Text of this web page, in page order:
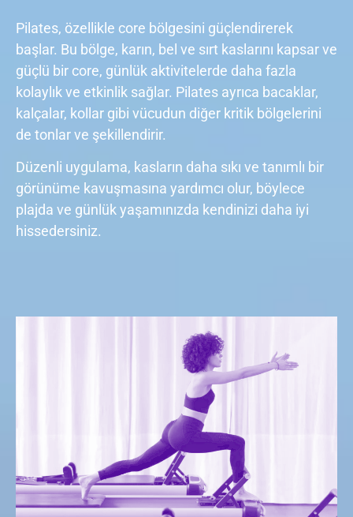
Pilates, özellikle core bölgesini güçlendirerek
başlar. Bu bölge, karın, bel ve sırt kaslarını kapsar ve
güçlü bir core, günlük aktivitelerde daha fazla
kolaylık ve etkinlik sağlar. Pilates ayrıca bacaklar,
kalçalar, kollar gibi vücudun diğer kritik bölgelerini
de tonlar ve şekillendirir.
Düzenli uygulama, kasların daha sıkı ve tanımlı bir
görünüme kavuşmasına yardımcı olur, böylece
plajda ve günlük yaşamınızda kendinizi daha iyi
hissedersiniz.